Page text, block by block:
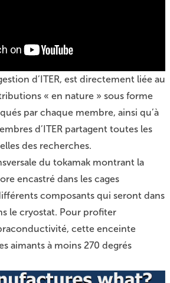
d’ITER, est directement liée au
« en nature » sous forme
par chaque membre, ainsi qu’à
d’ITER partagent toutes les
des recherches.
du tokamak montrant la
encastré dans les cages
composants qui seront dans
le cryostat. Pour profiter
cette enceinte
aimants à moins 270 degrés